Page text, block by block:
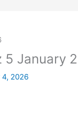
5 January
4, 2026